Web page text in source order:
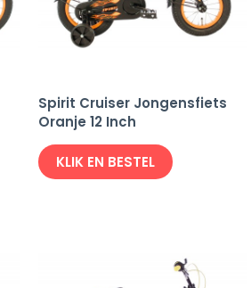
Spirit Cruiser Jongensfiets
Oranje 12 Inch
KLIK EN BESTEL